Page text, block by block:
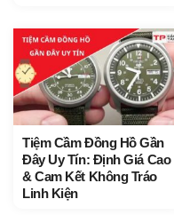
Tiệm Cầm Đồng Hồ Gần
Đây Uy Tín: Định Giá Cao
& Cam Kết Không Tráo
Linh Kiện